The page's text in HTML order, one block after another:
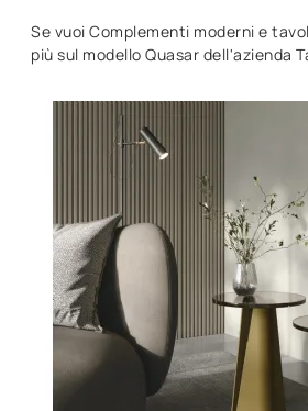
Se vuoi Complementi moderni e
più sul modello Quasar dell'azienda